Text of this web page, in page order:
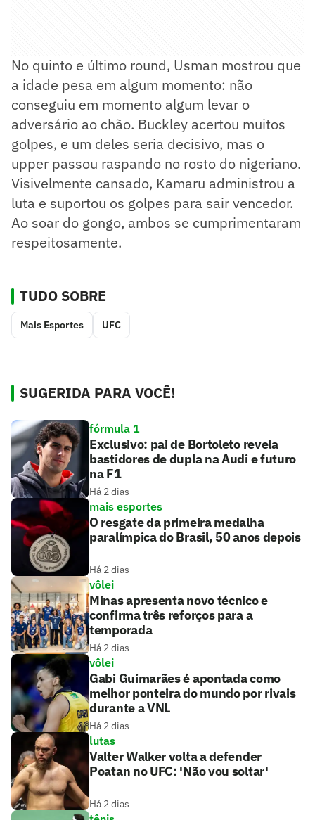
No quinto e último round, Usman mostrou que
a idade pesa em algum momento: não
conseguiu em momento algum levar o
adversário ao chão. Buckley acertou muitos
golpes, e um deles seria decisivo, mas o
upper passou raspando no rosto do nigeriano.
Visivelmente cansado, Kamaru administrou a
luta e suportou os golpes para sair vencedor.
Ao soar do gongo, ambos se cumprimentaram
respeitosamente.
TUDO SOBRE
Mais Esportes UFC
SUGERIDA PARA VOCÊ!
fórmula 1
Exclusivo: pai de Bortoleto revela
bastidores de dupla na Audi e futuro
na F1
Há 2 dias
mais esportes
O resgate da primeira medalha
paralímpica do Brasil, 50 anos depois
Há 2 dias
vôlei
Minas apresenta novo técnico e
confirma três reforços para a
temporada
Há 2 dias
vôlei
Gabi Guimarães é apontada como
melhor ponteira do mundo por rivais
durante a VNL
Há 2 dias
lutas
Valter Walker volta a defender
Poatan no UFC: 'Não vou soltar'
Há 2 dias